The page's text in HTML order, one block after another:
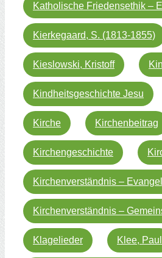
Katholische Friedensethik –
Kierkegaard, S. (1813-1855)
Kieslowski, Kristoff
Kindheitsgeschichte Jesu
Kirche Kirchenbeitrag
Kirchengeschichte
Kirchenverständnis –
Kirchenverständnis –
Klagelieder Klee, Paul